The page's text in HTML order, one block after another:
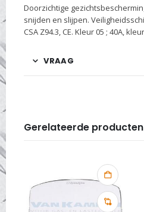
Doorzichtige
snijden en slijpen.
CSA Z94.3, CE. Kleur 05 ; 40A,
VRAAG
Gerelateerde producten